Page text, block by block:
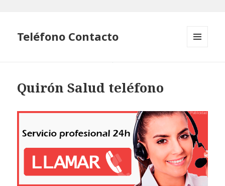
Teléfono Contacto
Quirón Salud teléfono